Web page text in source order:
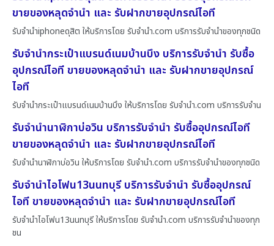
ขายของหลุดจำนำ และ รับฝากขายอุปกรณ์ไอที
รับจำนำiphoneดุสิต ให้บริการโดย รับจํานํา.com บริการรับจำนำของทุกชนิด
รับจำนำกระเป๋าแบรนด์เนมบ้านบึง บริการรับจำนำ รับซื้อ
อุปกรณ์ไอที ขายของหลุดจำนำ และ รับฝากขายอุปกรณ์
ไอที
รับจำนำกระเป๋าแบรนด์เนมบ้านบึง ให้บริการโดย รับจํานํา.com บริการรับจำน
รับจำนำนาฬิกาบ่อวิน บริการรับจำนำ รับซื้ออุปกรณ์ไอที
ขายของหลุดจำนำ และ รับฝากขายอุปกรณ์ไอที
รับจำนำนาฬิกาบ่อวิน ให้บริการโดย รับจํานํา.com บริการรับจำนำของทุกชนิด
รับจำนำไอโฟน13นนทบุรี บริการรับจำนำ รับซื้ออุปกรณ์
ไอที ขายของหลุดจำนำ และ รับฝากขายอุปกรณ์ไอที
รับจำนำไอโฟน13นนทบุรี ให้บริการโดย รับจํานํา.com บริการรับจำนำของทุก
ชน